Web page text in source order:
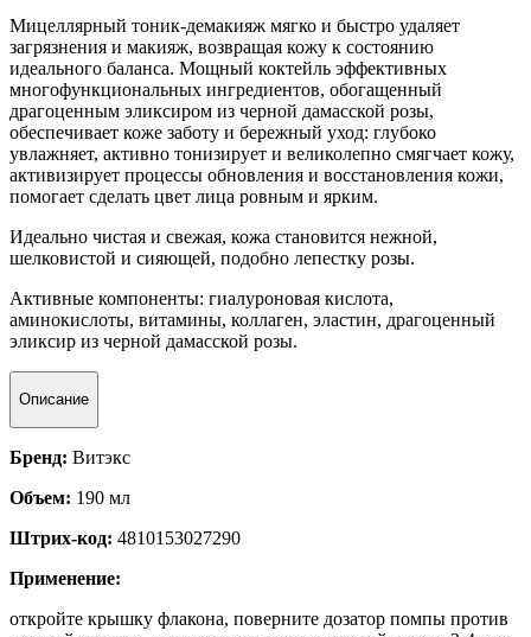
Мицеллярный тоник-демакияж мягко и быстро удаляет
загрязнения и макияж, возвращая кожу к состоянию
идеального баланса. Мощный коктейль эффективных
многофункциональных ингредиентов, обогащенный
драгоценным эликсиром из черной дамасской розы,
обеспечивает коже заботу и бережный уход: глубоко
увлажняет, активно тонизирует и великолепно смягчает кожу,
активизирует процессы обновления и восстановления кожи,
помогает сделать цвет лица ровным и ярким.
Идеально чистая и свежая, кожа становится нежной,
шелковистой и сияющей, подобно лепестку розы.
Активные компоненты: гиалуроновая кислота,
аминокислоты, витамины, коллаген, эластин, драгоценный
эликсир из черной дамасской розы.
Описание
Бренд: Витэкс
Объем: 190 мл
Штрих-код: 4810153027290
Применение:
откройте крышку флакона, поверните дозатор помпы против